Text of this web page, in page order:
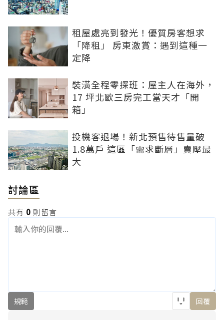
租屋處亮到發光！優質房客想求
「降租」 房東激賞：遇到這種一
定降
裝潢全程零探班：屋主人在海外，
17 坪北歐三房完工當天才「開
箱」
投機客退場！新北預售待售量破
1.8萬戶 這區「需求斷層」賣壓最
大
討論區
共有 0 則留言
規範 回覆